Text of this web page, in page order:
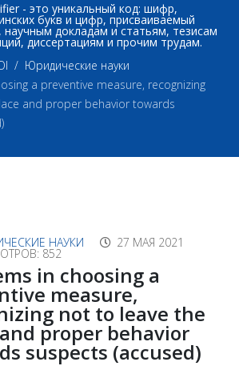
- это уникальный код: шифр,
букв и цифр, присваиваемый
докладам и статьям, тезисам
диссертациям и прочим трудам.
Юридические науки
a preventive measure, recognizing
and proper behavior towards
НАУКИ 27 МАЯ 2021
852
in choosing a
measure,
not to leave the
proper behavior
suspects (accused)